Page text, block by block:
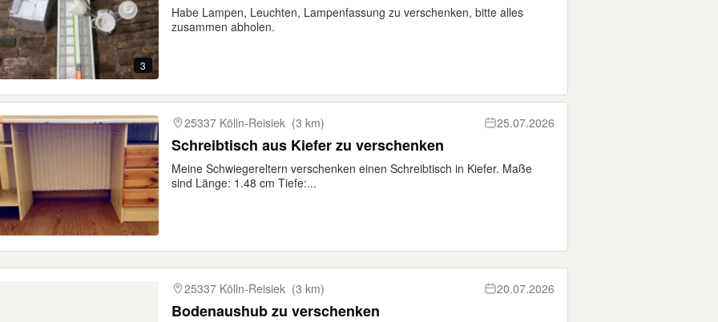
3
Habe Lampen, Leuchten, Lampenfassung zu verschenken, bitte alles
zusammen abholen.
25337 Kölln-Reisiek (3 km) 25.07.2026
Schreibtisch aus Kiefer zu verschenken
Meine Schwiegereltern verschenken einen Schreibtisch in Kiefer. Maße
sind Länge: 1.48 cm Tiefe:...
25337 Kölln-Reisiek (3 km) 20.07.2026
Bodenaushub zu verschenken